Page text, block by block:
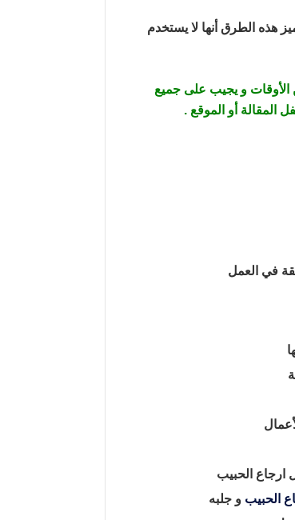
هذه الطرق أنها لا يستخدم
و يجيب على جميع
المقالة أو الموقع .
في العمل
الحبيب
الحبيب و جلبه